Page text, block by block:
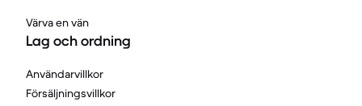
Värva en vän
Lag och ordning
Användarvillkor
Försäljningsvillkor